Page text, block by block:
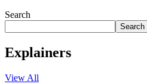
Search
Search
Explainers
View All